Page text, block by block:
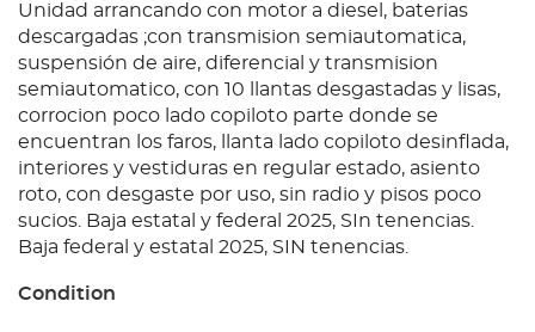
Unidad arrancando con motor a diesel, baterias
descargadas ;con transmision semiautomatica,
suspensión de aire, diferencial y transmision
semiautomatico, con 10 llantas desgastadas y lisas,
corrocion poco lado copiloto parte donde se
encuentran los faros, llanta lado copiloto desinflada,
interiores y vestiduras en regular estado, asiento
roto, con desgaste por uso, sin radio y pisos poco
sucios. Baja estatal y federal 2025, SIn tenencias.
Baja federal y estatal 2025, SIN tenencias.
Condition